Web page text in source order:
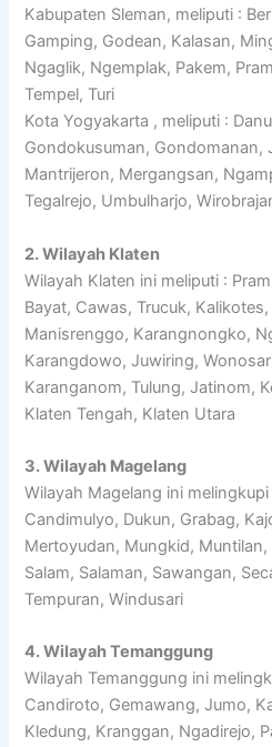
Kabupaten Sleman, meliputi :
Gamping, Godean, Kalasan,
Ngaglik, Ngemplak, Pakem,
Tempel, Turi
Kota Yogyakarta , meliputi :
Gondokusuman, Gondomanan,
Mantrijeron, Mergangsan,
Tegalrejo, Umbulharjo,
2. Wilayah Klaten
Wilayah Klaten ini meliputi :
Bayat, Cawas, Trucuk,
Manisrenggo, Karangnongko,
Karangdowo, Juwiring,
Karanganom, Tulung, Jatinom,
Klaten Tengah, Klaten Utara
3. Wilayah Magelang
Wilayah Magelang ini
Candimulyo, Dukun, Grabag,
Mertoyudan, Mungkid, Muntilan,
Salam, Salaman, Sawangan,
Tempuran, Windusari
4. Wilayah Temanggung
Wilayah Temanggung ini
Candiroto, Gemawang, Jumo,
Kledung, Kranggan, Ngadirejo,